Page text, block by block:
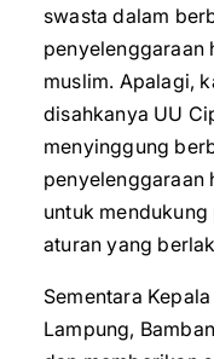
swasta dalam
penyelenggaraan
muslim. Apalagi,
disahkanya UU
menyinggung
penyelenggaraan
untuk
aturan yang
Sementara
Lampung,